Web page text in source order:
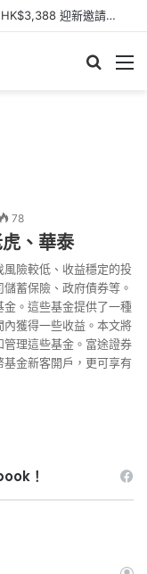
【老虎證券開戶優惠2026】8月VIP限定 HK$3,388 迎新邀請碼【KQQXXB】- Tiger Brokers 迎新優惠
Search
78
、華泰
險較低、收益穩定的投
蓄保險、政府債券等。
。這些基金提供了一種
獲得一些收益。本文將
理這些基金。富途證券
金新客開戶，更可享有
！